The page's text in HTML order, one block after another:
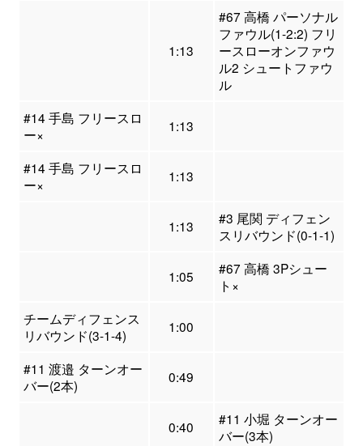
1:13
#67 高橋 パーソナル
ファウル(1-2:2) フリ
ースローオンファウ
ル2 シュートファウ
ル
#14 手島 フリースロ
ー×
1:13
#14 手島 フリースロ
ー×
1:13
1:13
#3 尾関 ディフェン
スリバウンド(0-1-1)
1:05
#67 高橋 3Pシュー
ト×
チームディフェンス
リバウンド(3-1-4)
1:00
#11 渡邉 ターンオー
バー(2本)
0:49
0:40
#11 小堀 ターンオー
バー(3本)